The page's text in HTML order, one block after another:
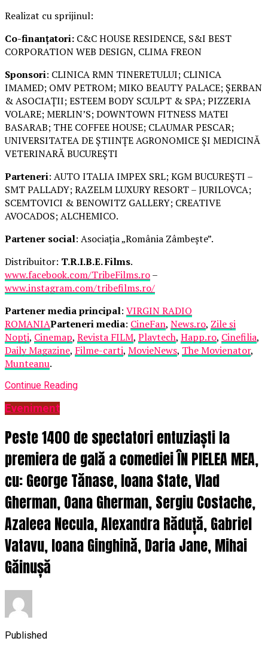
Realizat cu sprijinul:
Co-finanțatori: C&C HOUSE RESIDENCE, S&I BEST
CORPORATION WEB DESIGN, CLIMA FREON
Sponsori: CLINICA RMN TINERETULUI; CLINICA
IMAMED; OMV PETROM; MIKO BEAUTY PALACE; ȘERBAN
& ASOCIAȚII; ESTEEM BODY SCULPT & SPA; PIZZERIA
VOLARE; MERLIN’S; DOWNTOWN FITNESS MATEI
BASARAB; THE COFFEE HOUSE; CLAUMAR PESCAR;
UNIVERSITATEA DE ȘTIINȚE AGRONOMICE ȘI MEDICINĂ
VETERINARĂ BUCUREȘTI
Parteneri: AUTO ITALIA IMPEX SRL; KGM BUCUREȘTI –
SMT PALLADY; RAZELM LUXURY RESORT – JURILOVCA;
SCEMTOVICI & BENOWITZ GALLERY; CREATIVE
AVOCADOS; ALCHEMICO.
Partener social: Asociația „România Zâmbește”.
Distribuitor: T.R.I.B.E. Films.
www.facebook.com/TribeFilms.ro–
www.instagram.com/tribefilms.ro/
Partener media principal: VIRGIN RADIO
ROMANIAParteneri media: CineFan, News.ro, Zile și
Nopți, Cinemap, Revista FILM, Playtech, Happ.ro, Cinefilia,
Daily Magazine, Filme-carti, MovieNews, The Movienator,
Munteanu.
Continue Reading
Eveniment
Peste 1400 de spectatori entuziaști la
premiera de gală a comediei ÎN PIELEA MEA,
cu: George Tănase, Ioana State, Vlad
Gherman, Oana Gherman, Sergiu Costache,
Azaleea Necula, Alexandra Răduță, Gabriel
Vatavu, Ioana Ginghină, Daria Jane, Mihai
Găinușă
Published